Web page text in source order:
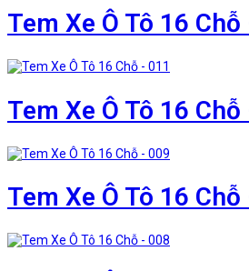
Tem Xe Ô Tô 16
Tem Xe Ô Tô 16 Chỗ
Tem Xe Ô Tô 16